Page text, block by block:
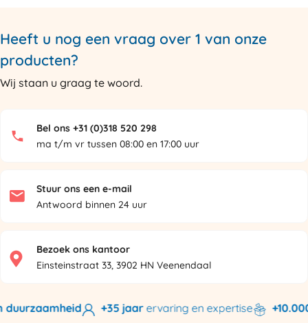
Heeft u nog een vraag over 1 van onze
producten?
Wij staan u graag te woord.
Bel ons +31 (0)318 520 298
ma t/m vr tussen 08:00 en 17:00 uur
Stuur ons een e-mail
Antwoord binnen 24 uur
Bezoek ons kantoor
Einsteinstraat 33, 3902 HN Veenendaal
+35 jaarervaring en expertise +10.000